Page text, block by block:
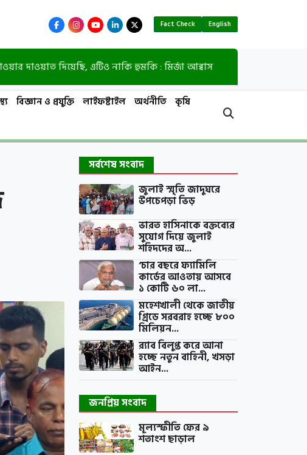
Fact Check English
দিয়েছি, এটিও নাকি হুমকি : মির্জা আব্বাস
বিজ্ঞান ও প্রযুক্তি লাইফষ্টাইল অর্থনীতি কৃষি
সর্বশেষ সংবাদ
জুলাই স্মৃতি জাদুঘরে
উপচেপড়া ভিড়
ভারত হাসিনাকে বক্তব্যের
সুযোগ দিয়ে জুলাই
শহিদদের অ...
‘চার বছরে ফ্যামিলি
কার্ডের আওতায় আসবে
১ কোটি ৬০ লা...
মহেশখালী থেকে জাতীয়
গ্রিডে সরবরাহ হচ্ছে ৮০০
মিলিয়ন...
র‍্যাব বিলুপ্ত করে আনা
হচ্ছে নতুন বাহিনী, খসড়া
আইন...
জনপ্রিয় সংবাদ
মূল্যস্ফীতি ফের ৯
শতাংশ ছাড়াল